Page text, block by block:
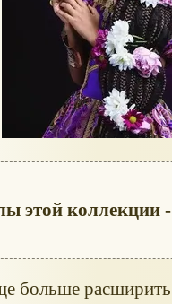
этой коллекции
больше расширить